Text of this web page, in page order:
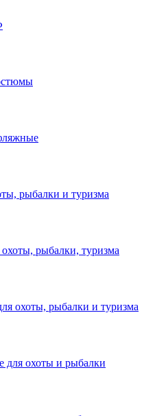
рыбалки и туризма
рыбалки, туризма
охоты, рыбалки и туризма
для охоты и рыбалки